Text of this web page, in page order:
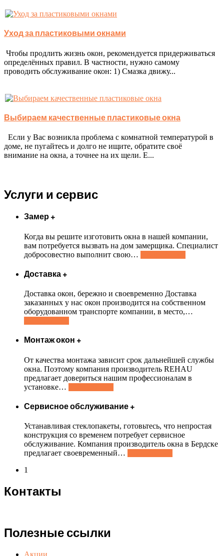
Уход за пластиковыми окнами
Чтобы продлить жизнь окон, рекомендуется придерживаться
определённых правил. В частности, нужно самому
проводить обслуживание окон: 1) Смазка движу...
Выбираем качественные пластиковые окна
Если у Вас возникла проблема с комнатной температурой в
доме, не пугайтесь и долго не ищите, обратите своё
внимание на окна, а точнее на их щели. Е...
Услуги и сервис
Замер +
Когда вы решите изготовить окна в нашей компании,
вам потребуется вызвать на дом замерщика. Специалист
добросовестно выполнит свою…
Доставка +
Доставка окон, бережно и своевременно Доставка
заказанных у нас окон производится на собственном
оборудованном транспорте компании, в место,…
Монтаж окон +
От качества монтажа зависит срок дальнейшей службы
окна. Поэтому компания производитель REHAU
предлагает довериться нашим профессионалам в
установке…
Сервисное обслуживание +
Устанавливая стеклопакеты, готовьтесь, что непростая
конструкция со временем потребует сервисное
обслуживание. Компания производитель окна в Бердске
предлагает своевременный…
1
Контакты
Полезные ссылки
Акции